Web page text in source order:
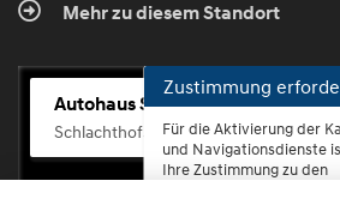
Mehr zu diesem Standort
Autohaus Scherhag
Schlachthofstr. 68, 56073 Koblenz-
Zustimmung
Für die Aktivierung der
und Navigationsdienste
Ihre Zustimmung zu den